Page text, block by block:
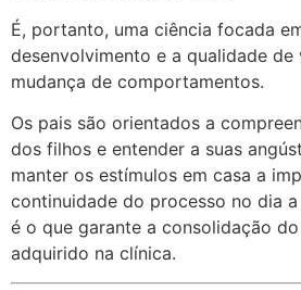
É, portanto, uma ciência focada
desenvolvimento e a qualidade de
mudança de comportamentos.
Os pais são orientados a
dos filhos e entender a suas
manter os estímulos em casa a
continuidade do processo no dia
é o que garante a consolidação
adquirido na clínica.